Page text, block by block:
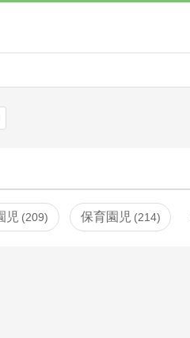
児 209 保育園児 214